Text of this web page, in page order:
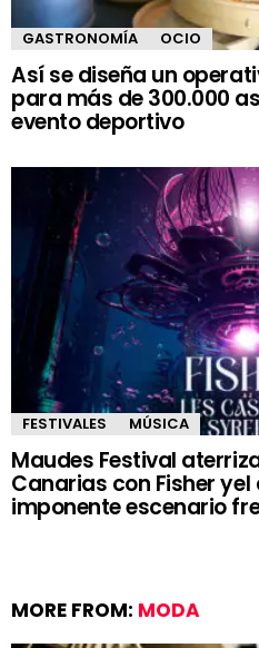
GASTRONOMÍA OCIO
Así se diseña un
para más de 300.000
evento deportivo
FESTIVALES MÚSICA
Maudes Festival
Canarias con Fisher yel
imponente escenario
MORE FROM: MODA